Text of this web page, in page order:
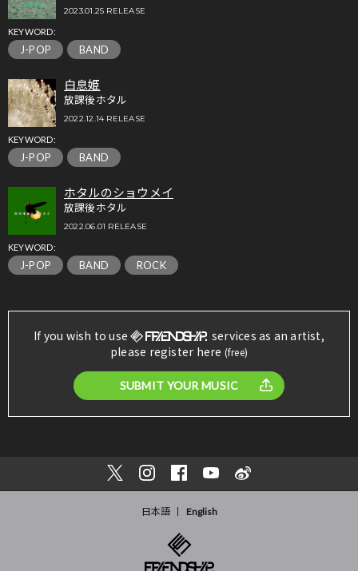
2023.01.25 RELEASE
KEYWORD:
J-POP BAND
白息姫
放課後ホタル
2022.12.14 RELEASE
KEYWORD:
J-POP BAND
ホタルのショウメイ
放課後ホタル
2022.06.01 RELEASE
KEYWORD:
J-POP BAND ROCK
If you wish to use
services as an artist,
please register here (free)
SUBMIT YOUR MUSIC
日本語 English